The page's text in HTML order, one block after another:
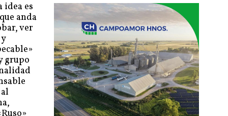
idea es
anda
ver
grupo